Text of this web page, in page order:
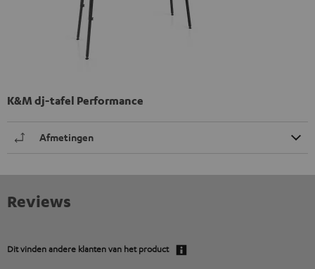
K&M dj-tafel Performance
Afmetingen
Reviews
Dit vinden andere klanten van het product